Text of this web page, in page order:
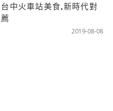
中火車站美食,新時代對
2019-08-08